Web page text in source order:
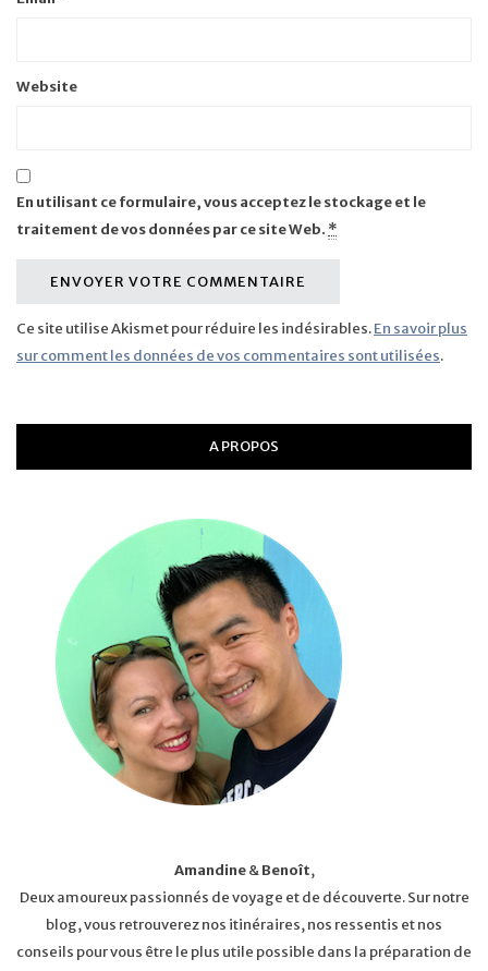
Website
En utilisant ce formulaire, vous acceptez le stockage et le
traitement de vos données par ce site Web. *
Ce site utilise Akismet pour réduire les indésirables.En savoir plus
sur comment les données de vos commentaires sont utilisées.
A PROPOS
Amandine&Benoît,
Deux amoureux passionnés de voyage et de découverte. Sur notre
blog, vous retrouverez nos itinéraires, nos ressentis et nos
conseils pour vous être le plus utile possible dans la préparation de